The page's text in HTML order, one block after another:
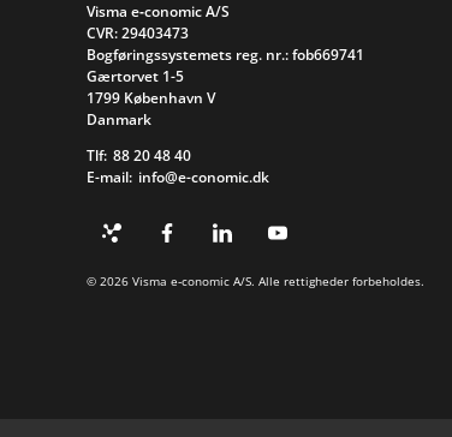
Visma e‑conomic A/S
CVR: 29403473
Bogføringssystemets reg. nr.: fob669741
Gærtorvet 1-5
1799 København V
Danmark
Tlf: 88 20 48 40
E-mail: info@e-conomic.dk
© 2026 Visma e‑conomic A/S. Alle rettigheder forbeholdes.